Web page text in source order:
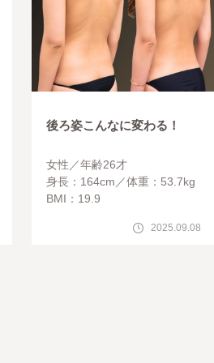
後ろ姿こんなに変わる！
女性
年齢26才
身長：164cm
体重：53.7kg
BMI：19.9
2025.09.08